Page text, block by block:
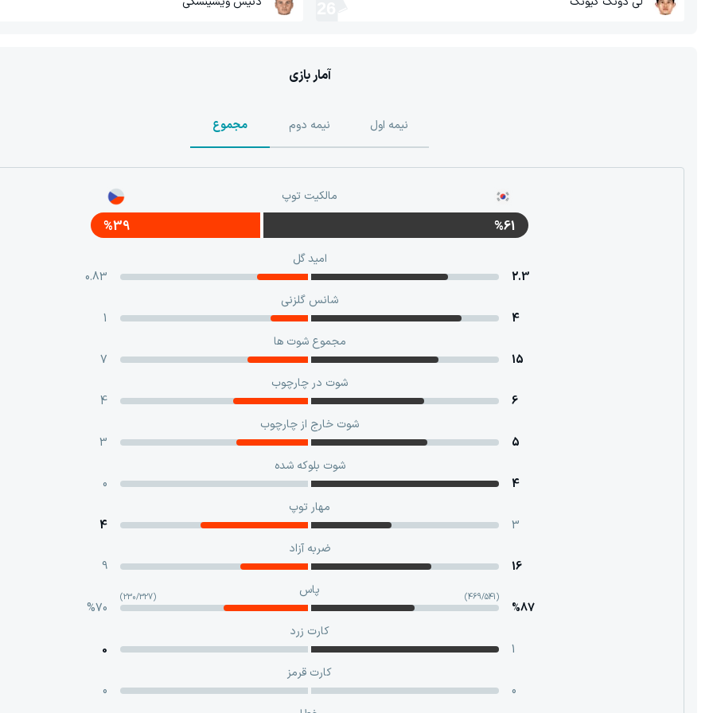
آمار بازی
نیمه اول نیمه دوم مجموع
مالکیت توپ
%61
%39
امید گل
2.3
0.83
شانس گلزنی
4
1
مجموع شوت ها
15
7
شوت در چارچوب
6
4
شوت خارج از چارچوب
5
3
شوت بلوکه‌ شده
4
0
مهار توپ
3
4
ضربه آزاد
16
9
پاس
%87
(469/541)
(230/327)
%70
کارت زرد
1
0
کارت قرمز
0
0